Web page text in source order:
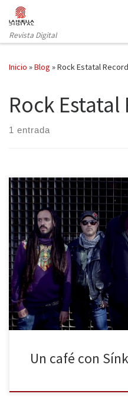
Saltar al contenido
Revista Digital
Inicio »Blog »Rock Estatal
Rock Estatal
1 entrada
“No te olvides de decir que
es una pasada y el disco es
Íñiguez, cantante de Sínkope,
hecho un currazo increíble”,
Estatal Records,
Un café con